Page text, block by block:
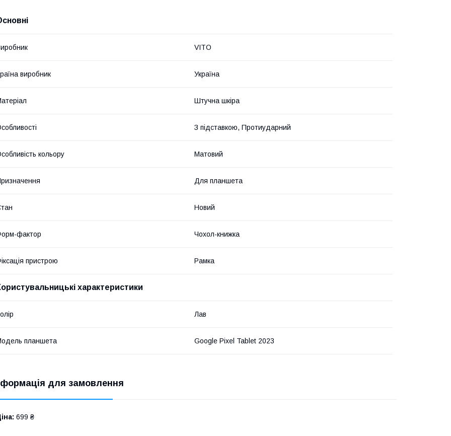
VITO
виробник Україна
Штучна шкіра
З підставкою, Протиударний
кольору Матовий
Для планшета
Новий
фактор Чохол-книжка
пристрою Рамка
характеристики
Лав
планшета Google Pixel Tablet 2023
для замовлення
699 ₴